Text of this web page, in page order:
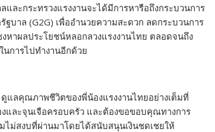
ะกระทรวงแรงงานจะได้มีการหารือถึงกระบวนการ
บาล (G2G) เพื่ออำนวยความสะดวก ลดกระบวนการ
าผลประโยชน์หลอกลวงแรงงานไทย ตลอดจนถึง
การไปทำงานอีกด้วย
แลคุณภาพชีวิตของพี่น้องแรงงานไทยอย่างเต็มที่
และจุนเจือครอบครัว และต้องขอขอบคุณทางการ
ไม่สงบที่ผ่านมาโดยได้สนับสนุนเงินชดเชยให้